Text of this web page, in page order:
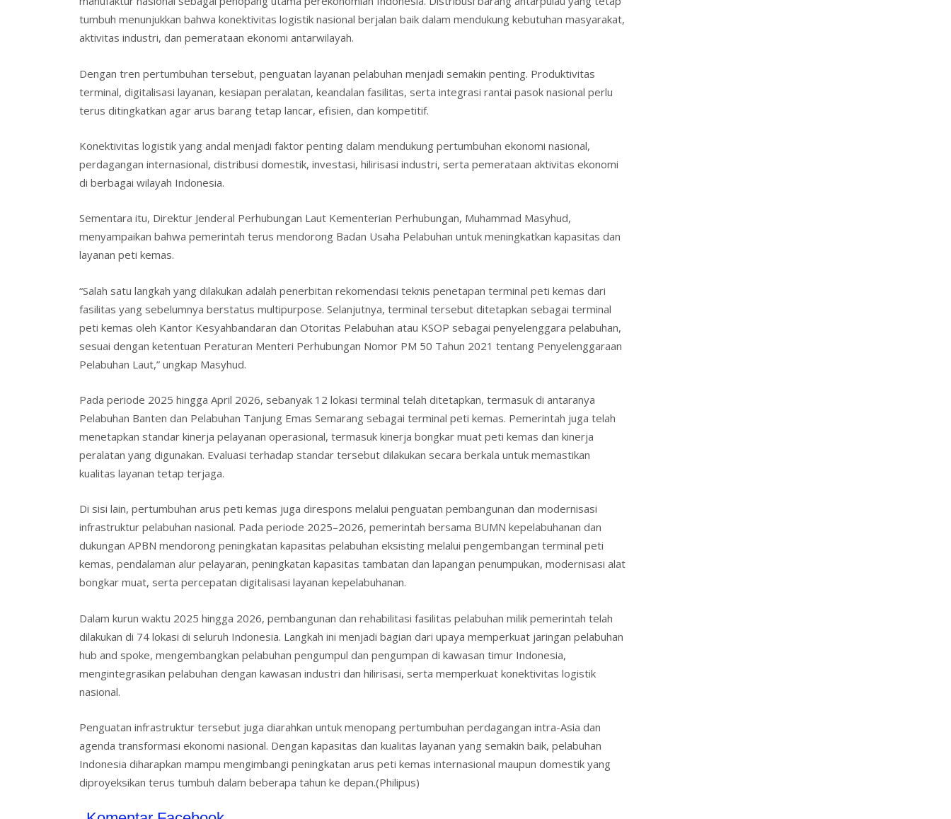
tumbuh menunjukkan bahwa konektivitas logistik nasional berjalan baik dalam mendukung kebutuhan masyarakat,
aktivitas industri, dan pemerataan ekonomi antarwilayah.
Dengan tren pertumbuhan tersebut, penguatan layanan pelabuhan menjadi semakin penting. Produktivitas
terminal, digitalisasi layanan, kesiapan peralatan, keandalan fasilitas, serta integrasi rantai pasok nasional perlu
terus ditingkatkan agar arus barang tetap lancar, efisien, dan kompetitif.
Konektivitas logistik yang andal menjadi faktor penting dalam mendukung pertumbuhan ekonomi nasional,
perdagangan internasional, distribusi domestik, investasi, hilirisasi industri, serta pemerataan aktivitas ekonomi
di berbagai wilayah Indonesia.
Sementara itu, Direktur Jenderal Perhubungan Laut Kementerian Perhubungan, Muhammad Masyhud,
menyampaikan bahwa pemerintah terus mendorong Badan Usaha Pelabuhan untuk meningkatkan kapasitas dan
layanan peti kemas.
“Salah satu langkah yang dilakukan adalah penerbitan rekomendasi teknis penetapan terminal peti kemas dari
fasilitas yang sebelumnya berstatus multipurpose. Selanjutnya, terminal tersebut ditetapkan sebagai terminal
peti kemas oleh Kantor Kesyahbandaran dan Otoritas Pelabuhan atau KSOP sebagai penyelenggara pelabuhan,
sesuai dengan ketentuan Peraturan Menteri Perhubungan Nomor PM 50 Tahun 2021 tentang Penyelenggaraan
Pelabuhan Laut,” ungkap Masyhud.
Pada periode 2025 hingga April 2026, sebanyak 12 lokasi terminal telah ditetapkan, termasuk di antaranya
Pelabuhan Banten dan Pelabuhan Tanjung Emas Semarang sebagai terminal peti kemas. Pemerintah juga telah
menetapkan standar kinerja pelayanan operasional, termasuk kinerja bongkar muat peti kemas dan kinerja
peralatan yang digunakan. Evaluasi terhadap standar tersebut dilakukan secara berkala untuk memastikan
kualitas layanan tetap terjaga.
Di sisi lain, pertumbuhan arus peti kemas juga direspons melalui penguatan pembangunan dan modernisasi
infrastruktur pelabuhan nasional. Pada periode 2025–2026, pemerintah bersama BUMN kepelabuhanan dan
dukungan APBN mendorong peningkatan kapasitas pelabuhan eksisting melalui pengembangan terminal peti
kemas, pendalaman alur pelayaran, peningkatan kapasitas tambatan dan lapangan penumpukan, modernisasi alat
bongkar muat, serta percepatan digitalisasi layanan kepelabuhanan.
Dalam kurun waktu 2025 hingga 2026, pembangunan dan rehabilitasi fasilitas pelabuhan milik pemerintah telah
dilakukan di 74 lokasi di seluruh Indonesia. Langkah ini menjadi bagian dari upaya memperkuat jaringan pelabuhan
hub and spoke, mengembangkan pelabuhan pengumpul dan pengumpan di kawasan timur Indonesia,
mengintegrasikan pelabuhan dengan kawasan industri dan hilirisasi, serta memperkuat konektivitas logistik
nasional.
Penguatan infrastruktur tersebut juga diarahkan untuk menopang pertumbuhan perdagangan intra-Asia dan
agenda transformasi ekonomi nasional. Dengan kapasitas dan kualitas layanan yang semakin baik, pelabuhan
Indonesia diharapkan mampu mengimbangi peningkatan arus peti kemas internasional maupun domestik yang
diproyeksikan terus tumbuh dalam beberapa tahun ke depan.(Philipus)